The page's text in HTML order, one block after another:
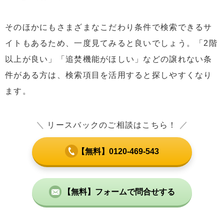
そのほかにもさまざまなこだわり条件で検索できるサ
イトもあるため、一度見てみると良いでしょう。「2階
以上が良い」「追焚機能がほしい」などの譲れない条
件がある方は、検索項目を活用すると探しやすくなり
ます。
＼ リースバックのご相談はこちら！ ／
【無料】0120-469-543
【無料】フォームで問合せする